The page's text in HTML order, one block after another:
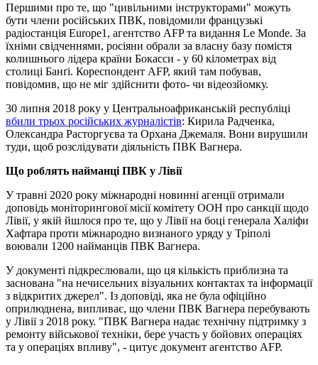
Першими про те, що "цивільними інструкторами" можуть
бути члени російських ПВК, повідомили французькі
радіостанція Europe1, агентство AFP та видання Le Monde. За
їхніми свідченнями, росіяни обрали за власну базу помістя
колишнього лідера країни Бокасси - у 60 кілометрах від
столиці Банґі. Кореспондент AFP, який там побував,
повідомив, що не міг здійснити фото- чи відеозйомку.
30 липня 2018 року у Центральноафриканській республіці
вбили трьох російських журналістів: Кирила Радченка,
Олександра Расторгуєва та Орхана Джемаля. Вони вирушили
туди, щоб розслідувати діяльність ПВК Вагнера.
Що роблять найманці ПВК у Лівії
У травні 2020 року міжнародні новинні агенції отримали
доповідь моніторингової місії комітету ООН про санкції щодо
Лівії, у якій йшлося про те, що у Лівії на боці генерала Халіфи
Хафтара проти міжнародно визнаного уряду у Тріполі
воювали 1200 найманців ПВК Вагнера.
У документі підкреслювали, що ця кількість приблизна та
заснована "на нечисельних візуальних контактах та інформації
з відкритих джерел". Із доповіді, яка не була офіційно
оприлюднена, випливає, що члени ПВК Вагнера перебувають
у Лівії з 2018 року. "ПВК Вагнера надає технічну підтримку з
ремонту військової техніки, бере участь у бойових операціях
та у операціях впливу", - цитує документ агентство AFP.